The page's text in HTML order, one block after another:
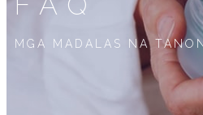
MGA MADALAS NA